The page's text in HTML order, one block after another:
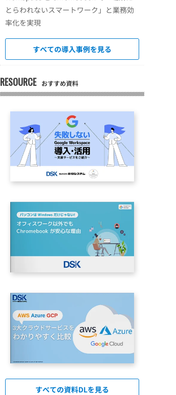
とらわれないスマートワーク」と業務効
率化を実現
すべての導入事例を見る
RESOURCE おすすめ資料
すべての資料DLを見る